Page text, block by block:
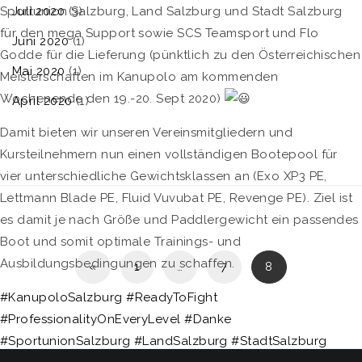
Sportunion Salzburg, Land Salzburg und Stadt Salzburg
für den mega Support sowie SCS Teamsport und Flo
Godde für die Lieferung (pünktlich zu den Österreichischen
Meisterschaften im Kanupolo am kommenden
Wochenende den 19.-20. Sept 2020)
Damit bieten wir unseren Vereinsmitgliedern und
Kursteilnehmern nun einen vollständigen Bootepool für
vier unterschiedliche Gewichtsklassen an (Exo XP3 PE,
Lettmann Blade PE, Fluid Vuvubat PE, Revenge PE). Ziel ist
es damit je nach Größe und Paddlergewicht ein passendes
Boot und somit optimale Trainings- und
Ausbildungsbedingungen zu schaffen.
#KanupoloSalzburg#ReadyToFight
#ProfessionalityOnEveryLevel#Danke
#SportunionSalzburg #LandSalzburg #StadtSalzburg
Juli 2020(3)
Juni 2020(1)
Mai 2020(1)
April 2020(1)
« 1 … 7 8